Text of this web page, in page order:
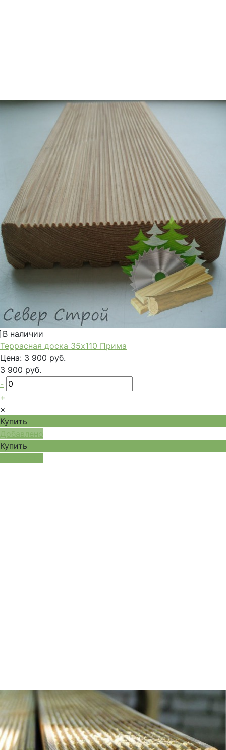
В наличии
Террасная доска 35x110 Прима
Цена: 3 900 руб.
3 900 руб.
-
+
×
Купить
Добавлено
Купить